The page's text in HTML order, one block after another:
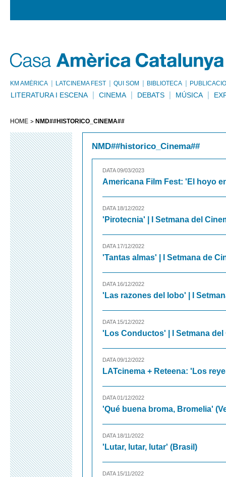
KM AMÈRICA LATCINEMA FEST QUI SOM BIBLIOTECA
LITERATURA I ESCENA CINEMA DEBATS MÚSICA
HOME NMD##HISTORICO_CINEMA##
NMD##historico_Cinema##
DATA 09/03/2023
Americana Film Fest: 'El hoyo
DATA 18/12/2022
'Pirotecnia' | I Setmana del
DATA 17/12/2022
'Tantas almas' | I Setmana de
DATA 16/12/2022
'Las razones del lobo' | I
DATA 15/12/2022
'Los Conductos' | I Setmana del
DATA 09/12/2022
LATcinema + Reteena: 'Los
DATA 01/12/2022
'Qué buena broma, Bromelia'
DATA 18/11/2022
'Lutar, lutar, lutar' (Brasil)
DATA 15/11/2022